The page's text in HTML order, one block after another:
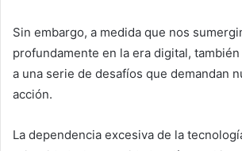
Sin embargo, a medida que nos
profundamente en la era digital,
a una serie de desafíos que demandan
acción.
La dependencia excesiva de la